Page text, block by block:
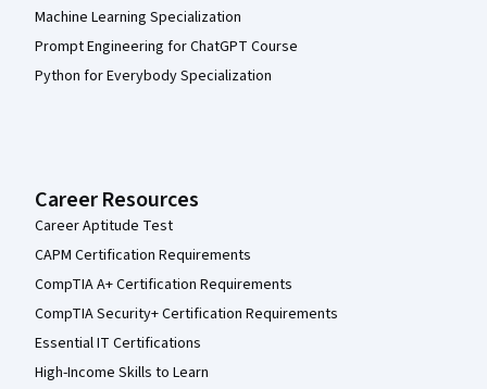
Machine Learning Specialization
Prompt Engineering for ChatGPT Course
Python for Everybody Specialization
Career Resources
Career Aptitude Test
CAPM Certification Requirements
CompTIA A+ Certification Requirements
CompTIA Security+ Certification Requirements
Essential IT Certifications
High-Income Skills to Learn